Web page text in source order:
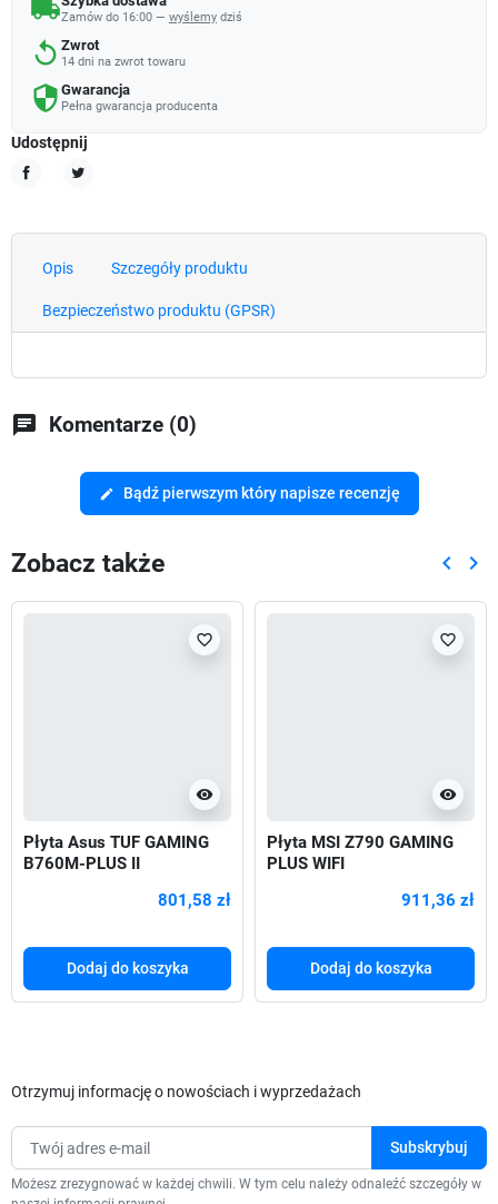
local_shippingZamów do 16:00 — wyślemy dziś
replay Zwrot
14 dni na zwrot towaru
security Gwarancja
Pełna gwarancja producenta
Udostępnij
Opis Szczegóły produktu
Bezpieczeństwo produktu (GPSR)
chat Komentarze (0)
edit Bądź pierwszym który napisze recenzję
Zobacz także keyboard_arrow_left keyboard_arrow_right
visibility
favorite_border
Płyta Asus TUF GAMING
B760M-PLUS II
801,58 zł
Dodaj do koszyka
visibility
favorite_border
Płyta MSI Z790 GAMING
PLUS WIFI
911,36 zł
Dodaj do koszyka
Otrzymuj informację o nowościach i wyprzedażach
Możesz zrezygnować w każdej chwili. W tym celu należy odnaleźć szczegóły w